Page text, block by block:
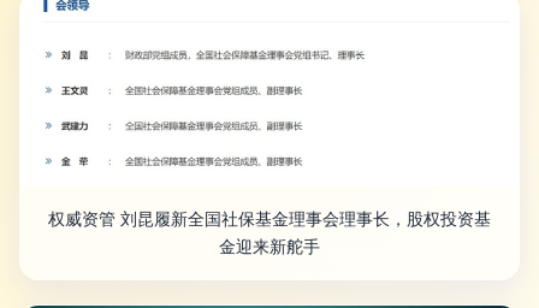
权威资管 刘昆履新全国社保基金理事会理事长，股权投资基
金迎来新舵手